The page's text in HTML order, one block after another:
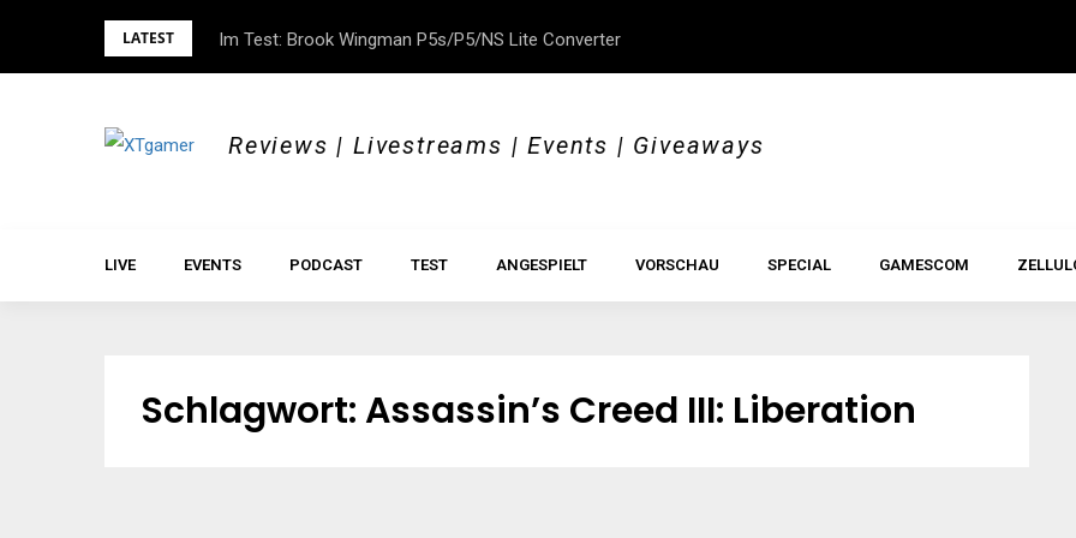
LATEST Im Test: Brook Wingman P5s/P5/NS Lite Converter
DOK.fest München 2026 – Empowered, HerStory, Beyond Borders
Reviews | Livestreams | Events | Giveaways
LIVE EVENTS PODCAST TEST ANGESPIELT VORSCHAU SPECIAL GAMESCOM
Schlagwort: Assassin’s Creed III: Liberation